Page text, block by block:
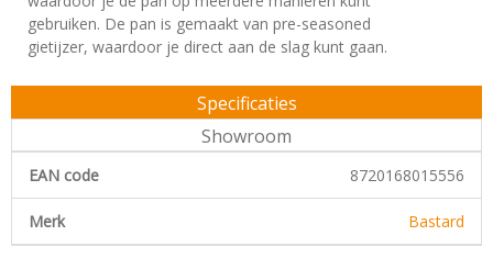
gebruiken. De pan is gemaakt van pre-seasoned
gietijzer, waardoor je direct aan de slag kunt gaan.
Specificaties
Showroom
EAN code 8720168015556
Merk Bastard